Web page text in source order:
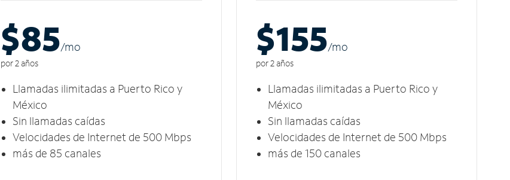
$85/mo
por 2 años
Llamadas ilimitadas a Puerto Rico y
México
Sin llamadas caídas
Velocidades de Internet de 500 Mbps
más de 85 canales
$155/mo
por 2 años
Llamadas ilimitadas a Puerto Rico y
México
Sin llamadas caídas
Velocidades de Internet de 500 Mbps
más de 150 canales